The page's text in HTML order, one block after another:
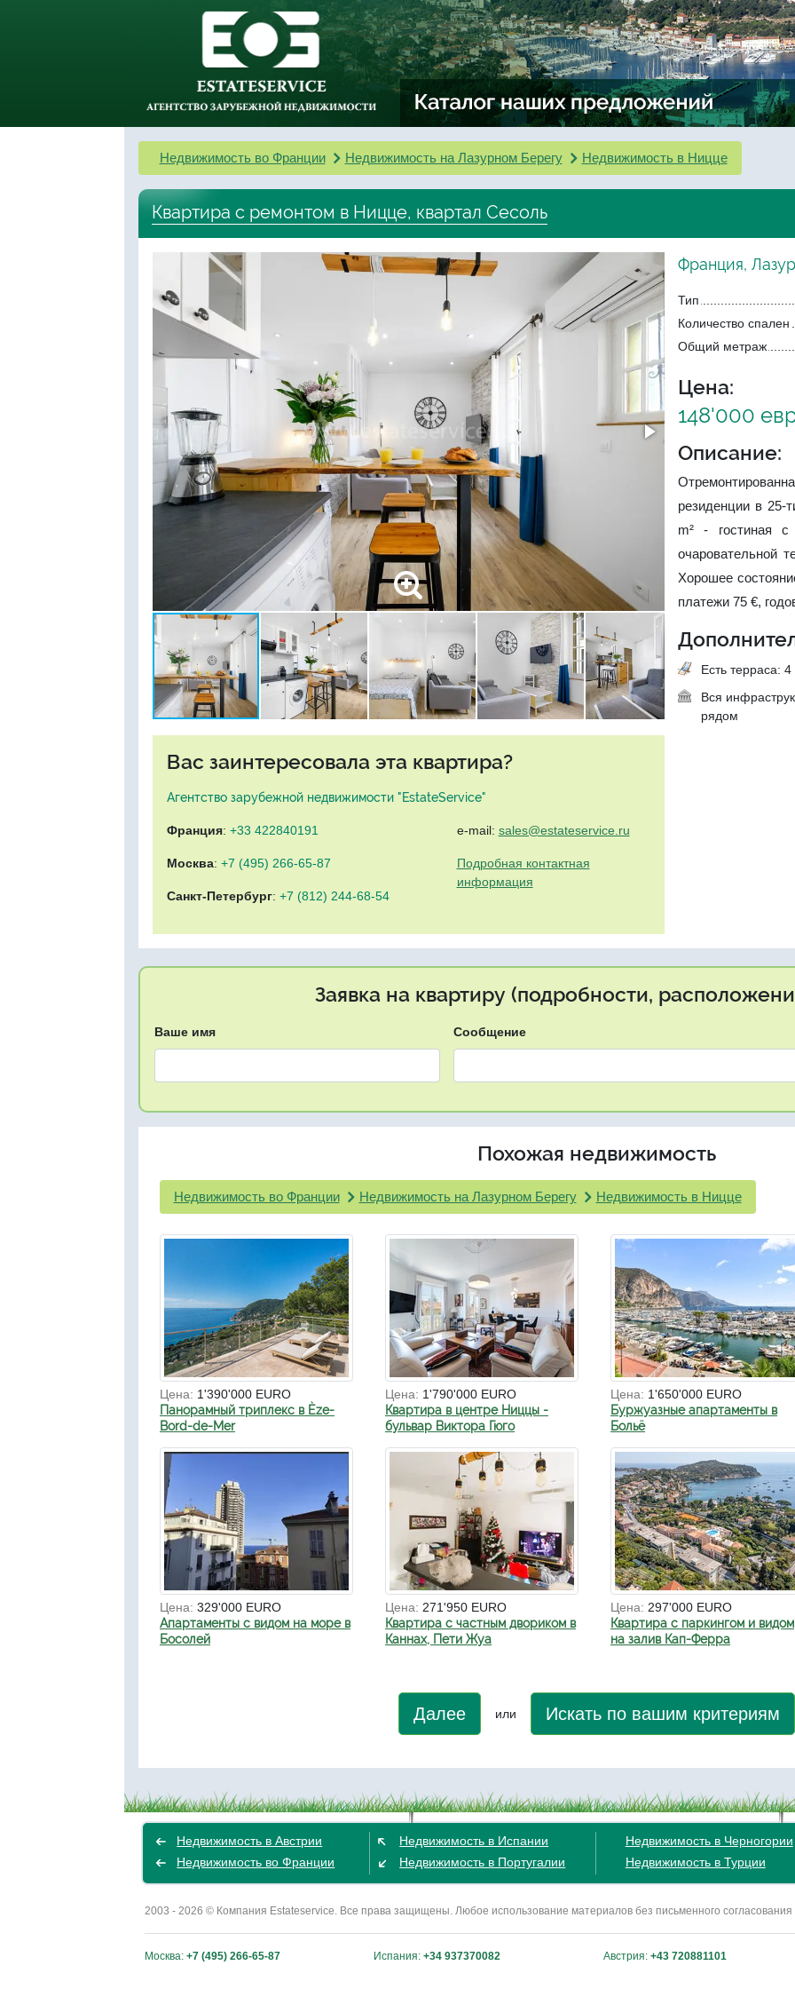
Недвижимость во Франции Недвижимость на Лазурном Берегу Недвижимость в Ницце
Квартира с ремонтом в Ницце, квартал Сесоль
Вас заинтересовала эта квартира?
Агентство зарубежной недвижимости "EstateService"
Франция: +33 422840191
Москва: +7 (495) 266-65-87
Санкт-Петербург: +7 (812) 244-68-54
e-mail: sales@estateservice.ru
Подробная контактная
информация
Франция,
Тип
Количество спален
Общий метраж
Цена:
148'000
Описание:
резиденции в
m² - гостиная с
очаровательной
Хорошее
платежи 75 €,
Есть терраса: 4
Вся
рядом
Заявка на квартиру (подробности,
Ваше имя Сообщение
Похожая недвижимость
Недвижимость во Франции Недвижимость на Лазурном Берегу Недвижимость в Ницце
Цена: 1'390'000 EURO
Панорамный триплекс в Èze-
Bord-de-Mer
Цена: 1'790'000 EURO
Квартира в центре Ниццы -
бульвар Виктора Гюго
Цена: 1'650'000 EURO
Буржуазные апартаменты в
Больё
Цена: 329'000 EURO
Апартаменты с видом на море в
Босолей
Цена: 271'950 EURO
Квартира с частным двориком в
Каннах, Пети Жуа
Цена: 297'000 EURO
Квартира с паркингом и видом
на залив Кап-Ферра
Далее или Искать по вашим критериям
Недвижимость в Австрии
Недвижимость во Франции
Недвижимость в Испании
Недвижимость в Португалии
Недвижимость в Черногории
Недвижимость в Турции
2003 - 2026 © Компания Estateservice. Все права защищены. Любое использование материалов без письменного
Москва: +7 (495) 266-65-87 Испания: +34 937370082 Австрия: +43 720881101